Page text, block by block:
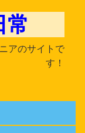
常
アのサイトで
す！